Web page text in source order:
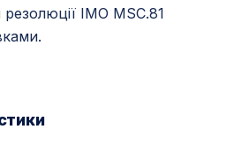
IMO MSC.81